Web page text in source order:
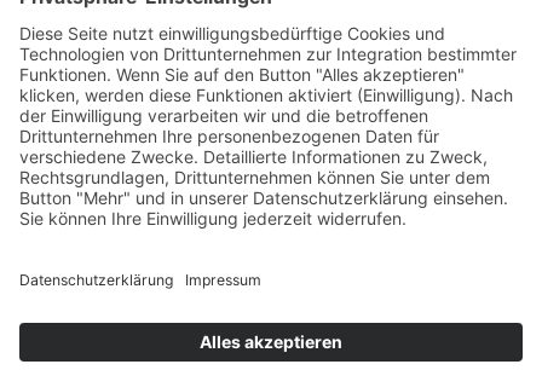
Susanne Steiger
Geschäfte
Newsletter
Kontakt
© 2026 JUWELIER STEIGER
VERTRAG WIDERRUFEN